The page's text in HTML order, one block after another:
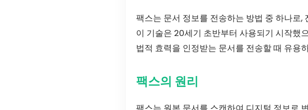
팩스는 문서 정보를 전송하는 방법 중 하나로
이 기술은 20세기 초반부터 사용되기 시작했
법적 효력을 인정받는 문서를 전송할 때 유용
팩스의 원리